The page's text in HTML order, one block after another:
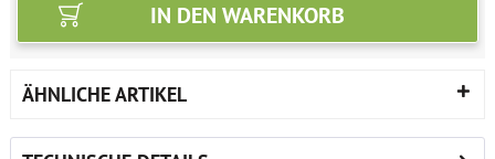
IN DEN WARENKORB
ÄHNLICHE ARTIKEL